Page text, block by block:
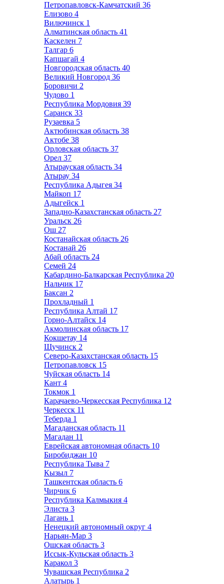
Петропавловск-Камчатский 36
Елизово 4
Вилючинск 1
Алматинская область 41
Каскелен 7
Талгар 6
Капшагай 4
Новгородская область 40
Великий Новгород 36
Боровичи 2
Чудово 1
Республика Мордовия 39
Саранск 33
Рузаевка 5
Актюбинская область 38
Актобе 38
Орловская область 37
Орел 37
Атырауская область 34
Атырау 34
Республика Адыгея 34
Майкоп 17
Адыгейск 1
Западно-Казахстанская область 27
Уральск 26
Ош 27
Костанайская область 26
Костанай 26
Абай область 24
Семей 24
Кабардино-Балкарская Республика 20
Нальчик 17
Баксан 2
Прохладный 1
Республика Алтай 17
Горно-Алтайск 14
Акмолинская область 17
Кокшетау 14
Щучинск 2
Северо-Казахстанская область 15
Петропавловск 15
Чуйская область 14
Кант 4
Токмок 1
Карачаево-Черкесская Республика 12
Черкесск 11
Теберда 1
Магаданская область 11
Магадан 11
Еврейская автономная область 10
Биробиджан 10
Республика Тыва 7
Кызыл 7
Ташкентская область 6
Чирчик 6
Республика Калмыкия 4
Элиста 3
Лагань 1
Ненецкий автономный округ 4
Нарьян-Мар 3
Ошская область 3
Иссык-Кульская область 3
Каракол 3
Чувашская Республика 2
Алатырь 1